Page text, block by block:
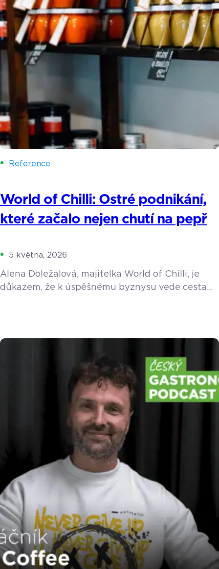
Reference
World of Chilli: Ostré podnikání,
které začalo nejen chutí na pepř
5 května, 2026
Alena Doležalová, majitelka World of Chilli, je
důkazem, že k úspěšnému byznysu vede cesta
a s technologiemi bojuje, při řízení dvou
chytrý pokladní systém.
https://youtu.be/fDUy0WWmehM Vášeň, která
přežila cigarety Impuls k podnikání byl poměrně